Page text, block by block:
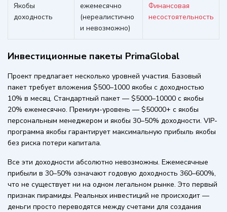
Якобы
доходность
ежемесячно
(нереалистично
и невозможно)
Финансовая
несостоятельность
Инвестиционные пакеты PrimaGlobal
Проект предлагает несколько уровней участия. Базовый
пакет требует вложения $500–1000 якобы с доходностью
10% в месяц. Стандартный пакет — $5000–10000 с якобы
20% ежемесячно. Премиум-уровень — $50000+ с якобы
персональным менеджером и якобы 30–50% доходности. VIP-
программа якобы гарантирует максимальную прибыль якобы
без риска потери капитала.
Все эти доходности абсолютно невозможны. Ежемесячные
прибыли в 30–50% означают годовую доходность 360–600%,
что не существует ни на одном легальном рынке. Это первый
признак пирамиды. Реальных инвестиций не происходит —
деньги просто переводятся между счетами для создания